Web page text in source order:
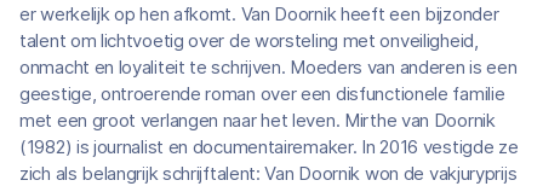
er werkelijk op hen afkomt. Van Doornik heeft een bijzonder
talent om lichtvoetig over de worsteling met onveiligheid,
onmacht en loyaliteit te schrijven. Moeders van anderen is een
geestige, ontroerende roman over een disfunctionele familie
met een groot verlangen naar het leven. Mirthe van Doornik
(1982) is journalist en documentairemaker. In 2016 vestigde ze
zich als belangrijk schrijftalent: Van Doornik won de vakjuryprijs